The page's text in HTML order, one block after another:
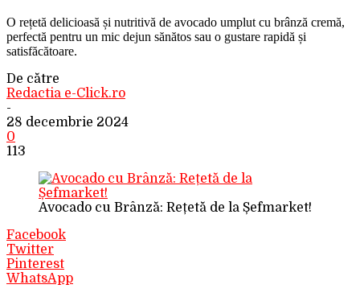
O rețetă delicioasă și nutritivă de avocado umplut cu brânză cremă,
perfectă pentru un mic dejun sănătos sau o gustare rapidă și
satisfăcătoare.
De către
Redactia e-Click.ro
-
28 decembrie 2024
0
113
Avocado cu Brânză: Rețetă de la Șefmarket!
Facebook
Twitter
Pinterest
WhatsApp